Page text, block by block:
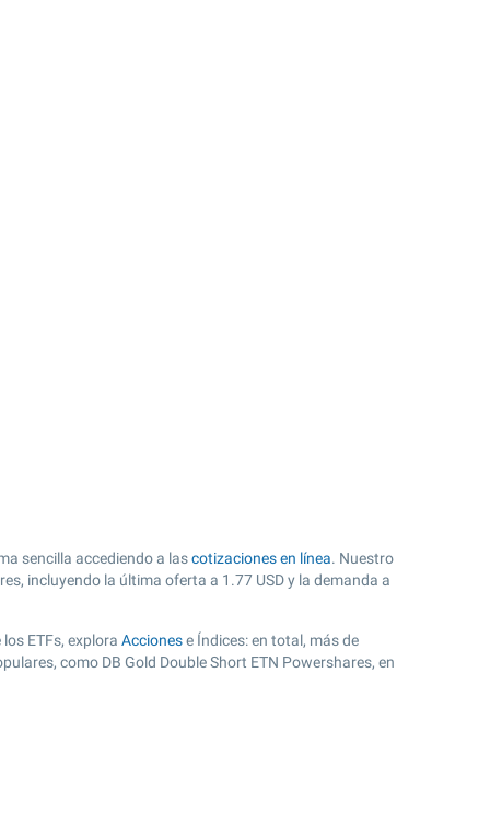
sencilla accediendo a lascotizaciones en línea. Nuestro
incluyendo la última oferta a 1.77 USD y la demanda a
ETFs, explora Accionese Índices: en total, más de
como DB Gold Double Short ETN Powershares, en